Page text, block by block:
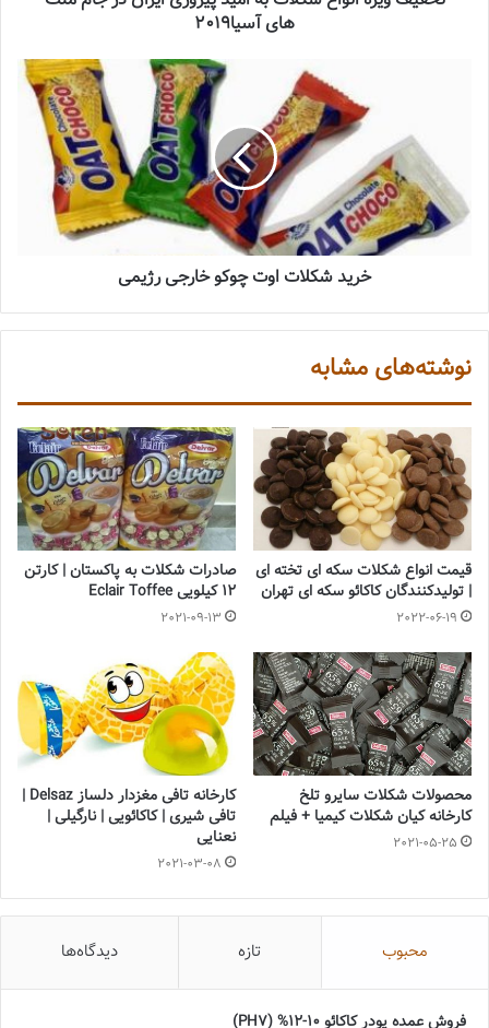
های آسیا2019
خرید شکلات اوت چوکو خارجی رژیمی
نوشته‌های مشابه
قیمت انواع شکلات سکه ای تخته ای
| تولیدکنندگان کاکائو سکه ای تهران
2022-06-19
صادرات شکلات به پاکستان | کارتن
12 کیلویی Eclair Toffee
2021-09-13
محصولات شکلات سایرو تلخ
کارخانه کیان شکلات کیمیا + فیلم
2021-05-25
کارخانه تافی مغزدار دلساز Delsaz |
تافی شیری | کاکائویی | نارگیلی |
نعنایی
2021-03-08
محبوب تازه دیدگاه‌ها
فروش عمده پودر کاکائو 10-12% (PH7)